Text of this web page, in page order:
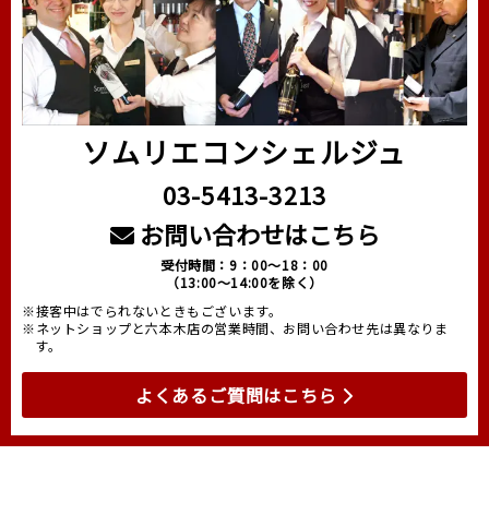
ソムリエコンシェルジュ
03-5413-3213
お問い合わせはこちら
受付時間：9：00～18：00
（13:00～14:00を除く）
※接客中はでられないときもございます。
※ネットショップと六本木店の営業時間、お問い合わせ先は異なりま
す。
よくあるご質問はこちら